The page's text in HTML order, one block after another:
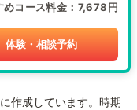
めコース料金 7,678円
体験・相談予約
作成しています。時期